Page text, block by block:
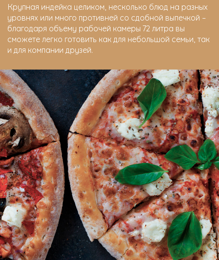
Крупная индейка целиком, несколько блюд на разных
уровнях или много противней со сдобной выпечкой –
благодаря объему рабочей камеры 72 литра вы
сможете легко готовить как для небольшой семьи, так
и для компании друзей.